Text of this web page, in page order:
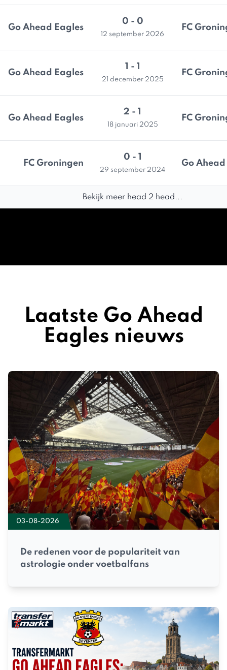
Go Ahead Eagles
0 - 0
12 september 2026
FC
Go Ahead Eagles
1 - 1
21 december 2025
FC
Go Ahead Eagles
2 - 1
18 januari 2025
FC
FC Groningen
0 - 1
29 september 2024
Go
Bekijk meer head 2 head...
Laatste Go Ahead
Eagles nieuws
03-08-2026
De redenen voor de populariteit van
astrologie onder voetbalfans